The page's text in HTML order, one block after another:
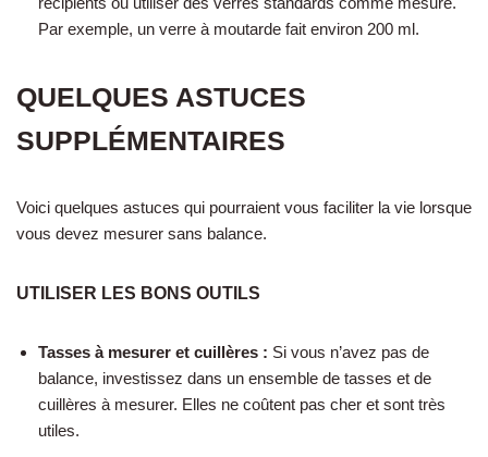
Par exemple, un verre à moutarde fait environ 200 ml.
QUELQUES ASTUCES
SUPPLÉMENTAIRES
Voici quelques astuces qui pourraient vous faciliter la vie lorsque
vous devez mesurer sans balance.
UTILISER LES BONS OUTILS
Tasses à mesurer et cuillères : Si vous n’avez pas de
balance, investissez dans un ensemble de tasses et de
cuillères à mesurer. Elles ne coûtent pas cher et sont très
utiles.